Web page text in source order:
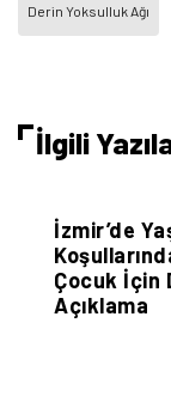
Derin Yoksulluk Ağı
İlgili
İzmir’de
Çocuk İçin
Açıklama